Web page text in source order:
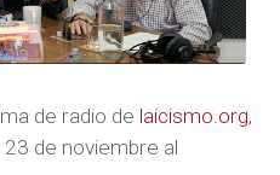
de radio de laicismo.org,
de noviembre al